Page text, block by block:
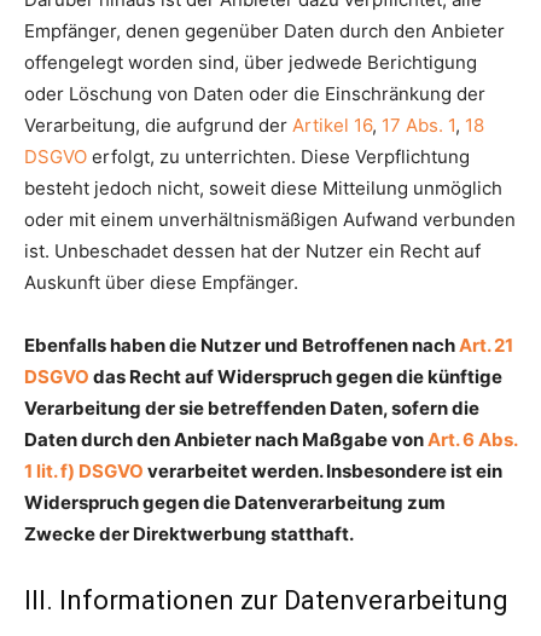
Empfänger, denen gegenüber Daten durch den Anbieter
offengelegt worden sind, über jedwede Berichtigung
oder Löschung von Daten oder die Einschränkung der
Verarbeitung, die aufgrund der Artikel 16, 17 Abs. 1, 18
DSGVO erfolgt, zu unterrichten. Diese Verpflichtung
besteht jedoch nicht, soweit diese Mitteilung unmöglich
oder mit einem unverhältnismäßigen Aufwand verbunden
ist. Unbeschadet dessen hat der Nutzer ein Recht auf
Auskunft über diese Empfänger.
Ebenfalls haben die Nutzer und Betroffenen nachArt. 21
DSGVO das Recht auf Widerspruch gegen die künftige
Verarbeitung der sie betreffenden Daten, sofern die
Daten durch den Anbieter nach Maßgabe vonArt. 6 Abs.
1 lit. f) DSGVO verarbeitet werden. Insbesondere ist ein
Widerspruch gegen die Datenverarbeitung zum
Zwecke der Direktwerbung statthaft.
III. Informationen zur Datenverarbeitung